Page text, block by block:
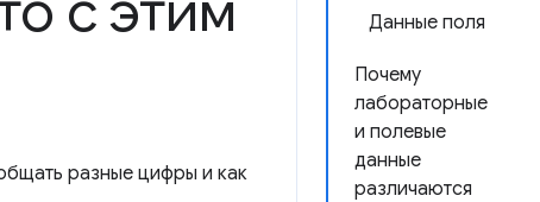
Данные поля
Почему
лабораторные
и полевые
данные
различаются
разные цифры и как